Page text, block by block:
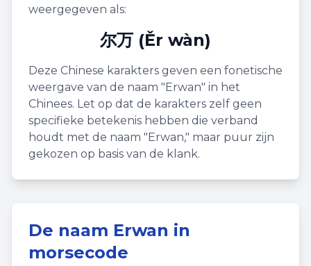
weergegeven als:
尔万 (Ěr wàn)
Deze Chinese karakters geven een fonetische
weergave van de naam "Erwan" in het
Chinees. Let op dat de karakters zelf geen
specifieke betekenis hebben die verband
houdt met de naam "Erwan," maar puur zijn
gekozen op basis van de klank.
De naam Erwan in
morsecode